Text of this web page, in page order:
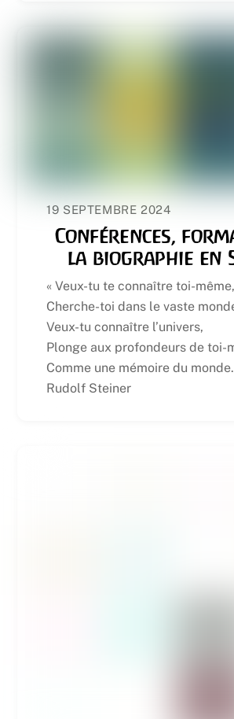
19 SEPTEMBRE 2024
Conférences,
la biographie en
« Veux-tu te connaître toi-même,
Cherche-toi dans le vaste
Veux-tu connaître l’univers,
Plonge aux profondeurs de toi-
Comme une mémoire du
Rudolf Steiner